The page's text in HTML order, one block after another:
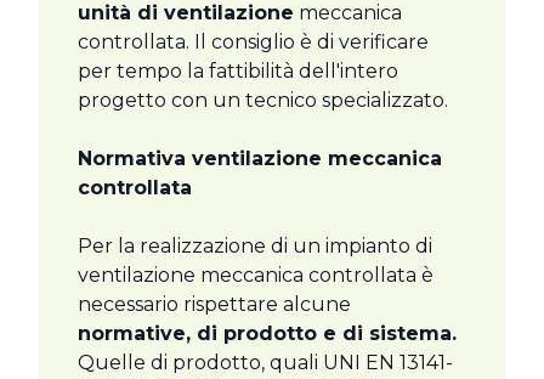
unità di ventilazione meccanica
controllata. Il consiglio è di verificare
per tempo la fattibilità dell'intero
progetto con un tecnico specializzato.
Normativa ventilazione meccanica
controllata
Per la realizzazione di un impianto di
ventilazione meccanica controllata è
necessario rispettare alcune
normative, di prodotto e di sistema.
Quelle di prodotto, quali UNI EN 13141-